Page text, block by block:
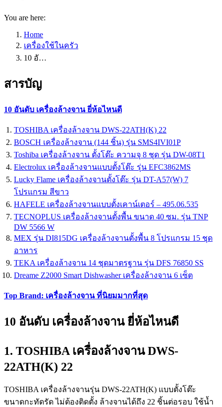
You are here:
Home
เครื่องใช้ในครัว
10 อั…
สารบัญ
10 อันดับ เครื่องล้างจาน ยี่ห้อไหนดี
TOSHIBA เครื่องล้างจาน DWS-22ATH(K) 22
BOSCH เครื่องล้างจาน (144 ชิ้น) รุ่น SMS4IVI01P
Toshiba เครื่องล้างจาน ตั้งโต๊ะ ความจุ 8 ชุด รุ่น DW-08T1
Electrolux เครื่องล้างจานแบบตั้งโต๊ะ รุ่น EFC3862MS
Lucky Flame เครื่องล้างจานตั้งโต๊ะ รุ่น DT-A57(W) 7
โปรแกรม สีขาว
HAFELE เครื่องล้างจานแบบตั้งเคาน์เตอร์ – 495.06.535
TECNOPLUS เครื่องล้างจานตั้งพื้น ขนาด 40 ซม. รุ่น TNP
DW 5566 W
MEX รุ่น DI815DG เครื่องล้างจานตั้งพื้น 8 โปรแกรม 15 ชุด
อาหาร
TEKA เครื่องล้างจาน 14 ชุดมาตรฐาน รุ่น DFS 76850 SS
Dreame Z2000 Smart Dishwasher เครื่องล้างจาน 6 เซ็ต
Top Brand: เครื่องล้างจาน ที่นิยมมากที่สุด
10 อันดับ เครื่องล้างจาน ยี่ห้อไหนดี
1. TOSHIBA เครื่องล้างจาน DWS-
22ATH(K) 22
TOSHIBA เครื่องล้างจานรุ่น DWS-22ATH(K) แบบตั้งโต๊ะ
ขนาดกะทัดรัด ไม่ต้องติดตั้ง ล้างจานได้ถึง 22 ชิ้นต่อรอบ ใช้น้ำ